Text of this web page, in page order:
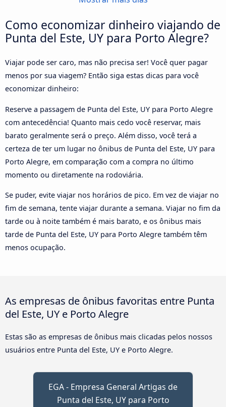
Como economizar dinheiro viajando de
Punta del Este, UY para Porto Alegre?
Viajar pode ser caro, mas não precisa ser! Você quer pagar
menos por sua viagem? Então siga estas dicas para você
economizar dinheiro:
Reserve a passagem de Punta del Este, UY para Porto Alegre
com antecedência! Quanto mais cedo você reservar, mais
barato geralmente será o preço. Além disso, você terá a
certeza de ter um lugar no ônibus de Punta del Este, UY para
Porto Alegre, em comparação com a compra no último
momento ou diretamente na rodoviária.
Se puder, evite viajar nos horários de pico. Em vez de viajar no
fim de semana, tente viajar durante a semana. Viajar no fim da
tarde ou à noite também é mais barato, e os ônibus mais
tarde de Punta del Este, UY para Porto Alegre também têm
menos ocupação.
As empresas de ônibus favoritas entre Punta
del Este, UY e Porto Alegre
Estas são as empresas de ônibus mais clicadas pelos nossos
usuários entre Punta del Este, UY e Porto Alegre.
EGA - Empresa General Artigas de
Punta del Este, UY para Porto